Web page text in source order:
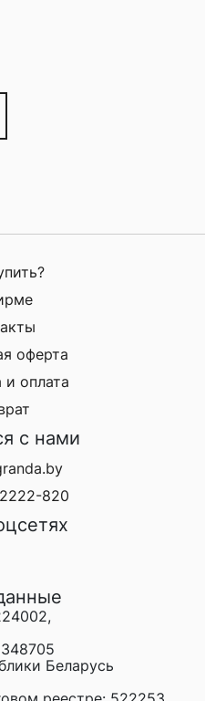
оферта
и оплата
с нами
820
Беларусь